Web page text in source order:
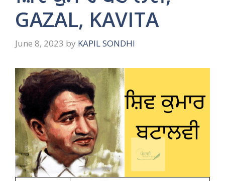
GAZAL, KAVITA
June 8, 2023 by KAPIL SONDHI